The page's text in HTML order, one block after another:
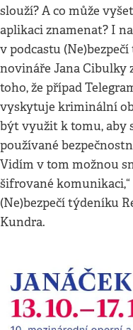
slouží? A co může
aplikaci znamenat? I
v podcastu
novináře Jana Cibulky
toho, že případ
vyskytuje kriminální
být využit k tomu, aby
používané
Vidím v tom možnou
šifrované
(Ne)bezpečí týdeníku
Kundra.